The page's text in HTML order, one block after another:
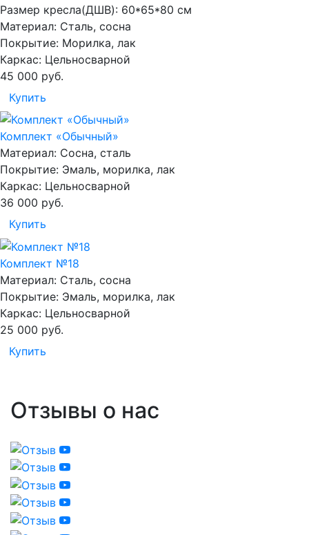
Размер кресла(ДШВ): 60*65*80 см
Материал: Сталь, сосна
Покрытие: Морилка, лак
Каркас: Цельносварной
45 000 руб.
Купить
Комплект «Обычный»
Материал: Сосна, сталь
Покрытие: Эмаль, морилка, лак
Каркас: Цельносварной
36 000 руб.
Купить
Комплект №18
Материал: Сталь, сосна
Покрытие: Эмаль, морилка, лак
Каркас: Цельносварной
25 000 руб.
Купить
Отзывы о нас